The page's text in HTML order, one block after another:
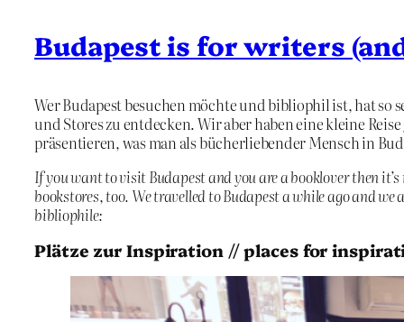
Budapest is for writers
Wer Budapest besuchen möchte und bibliophil ist, hat
und Stores zu entdecken. Wir aber haben eine kleine
präsentieren, was man als bücherliebender Mensch in
If you want to visit Budapest and you are a booklover then
bookstores, too. We travelled to Budapest a while ago and
bibliophile:
Plätze zur Inspiration // places for